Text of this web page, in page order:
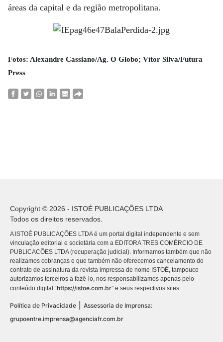
áreas da capital e da região metropolitana.
Fotos: Alexandre Cassiano/Ag. O Globo; Vítor Silva/Futura
Press
Copyright © 2026 - ISTOÉ PUBLICAÇÕES LTDA
Todos os direitos reservados.
A ISTOÉ PUBLICAÇÕES LTDA é um portal digital independente e sem
vinculação editorial e societária com a EDITORA TRES COMÉRCIO DE
PUBLICACÕES LTDA (recuperação judicial). Informamos também que não
realizamos cobranças e que também não oferecemos cancelamento do
contrato de assinatura da revista impressa de nome ISTOÉ, tampouco
autorizamos terceiros a fazê-lo, nos responsabilizamos apenas pelo
conteúdo digital “https://istoe.com.br” e seus respectivos sites.
Política de Privacidade | Assessoria de Imprensa:
grupoentre.imprensa@agenciafr.com.br